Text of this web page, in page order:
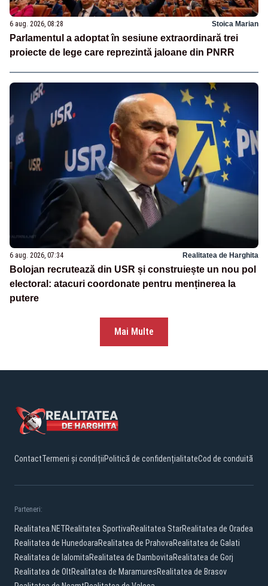
6 aug. 2026, 08:28 Stoica Marian
Parlamentul a adoptat în sesiune extraordinară trei
proiecte de lege care reprezintă jaloane din PNRR
6 aug. 2026, 07:34 Realitatea de Harghita
Bolojan recrutează din USR și construiește un nou pol
electoral: atacuri coordonate pentru menținerea la
putere
Mai Multe
ContactTermeni și condițiiPolitică de confidențialitateCod de conduită
Parteneri:
Realitatea.NETRealitatea SportivaRealitatea StarRealitatea de Oradea
Realitatea de HunedoaraRealitatea de PrahovaRealitatea de Galati
Realitatea de IalomitaRealitatea de DambovitaRealitatea de Gorj
Realitatea de OltRealitatea de MaramuresRealitatea de Brasov